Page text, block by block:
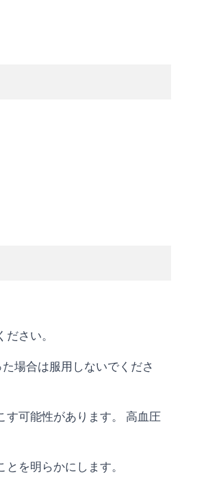
さい。
場合は服用しないでくださ
可能性があります。 高血圧
を明らかにします。